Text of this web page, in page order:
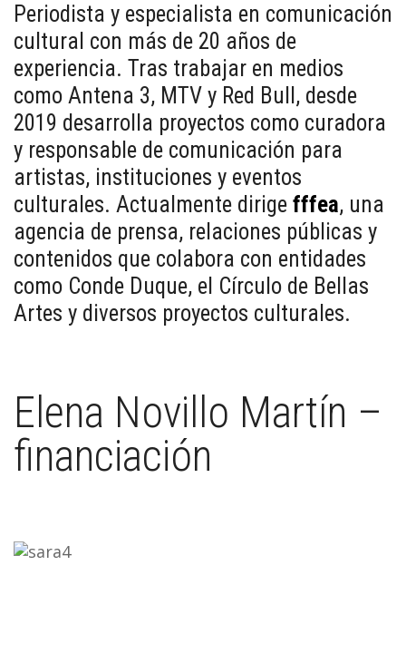
Periodista y especialista en comunicación
cultural con más de 20 años de
experiencia. Tras trabajar en medios
como Antena 3, MTV y Red Bull, desde
2019 desarrolla proyectos como curadora
y responsable de comunicación para
artistas, instituciones y eventos
culturales. Actualmente dirige fffea, una
agencia de prensa, relaciones públicas y
contenidos que colabora con entidades
como Conde Duque, el Círculo de Bellas
Artes y diversos proyectos culturales.
Elena Novillo Martín –
financiación